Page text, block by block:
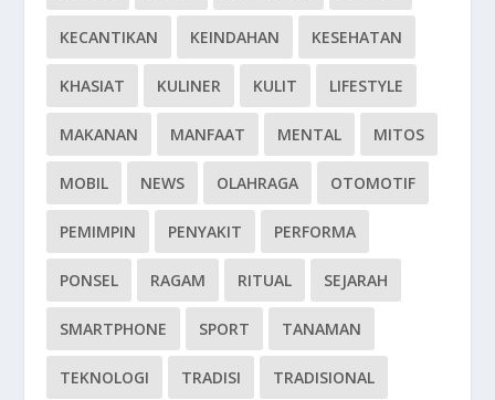
KECANTIKAN KEINDAHAN KESEHATAN
KHASIAT KULINER KULIT LIFESTYLE
MAKANAN MANFAAT MENTAL MITOS
MOBIL NEWS OLAHRAGA OTOMOTIF
PEMIMPIN PENYAKIT PERFORMA
PONSEL RAGAM RITUAL SEJARAH
SMARTPHONE SPORT TANAMAN
TEKNOLOGI TRADISI TRADISIONAL